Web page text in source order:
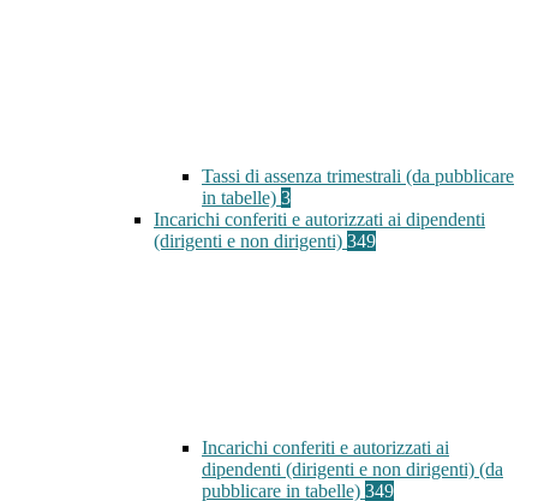
Tassi di assenza trimestrali (da pubblicare
in tabelle) 3
Incarichi conferiti e autorizzati ai dipendenti
(dirigenti e non dirigenti) 349
Incarichi conferiti e autorizzati ai
dipendenti (dirigenti e non dirigenti) (da
pubblicare in tabelle) 349